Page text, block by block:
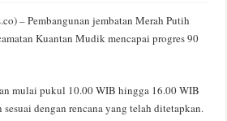
– Pembangunan jembatan Merah Putih
Kuantan Mudik mencapai progres 90
mulai pukul 10.00 WIB hingga 16.00 WIB
dengan rencana yang telah ditetapkan.